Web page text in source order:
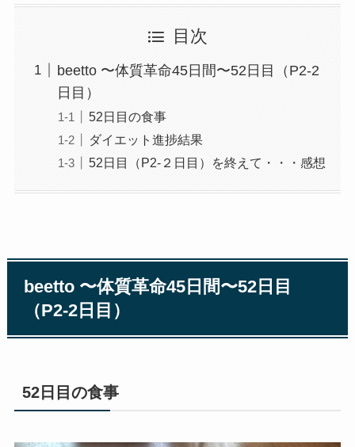
目次
beetto 〜体質革命45日間〜52日目（P2-2
日目）
52日目の食事
ダイエット進捗結果
52日目（P2-２日目）を終えて・・・感想
beetto 〜体質革命45日間〜52日目
（P2-2日目）
52日目の食事